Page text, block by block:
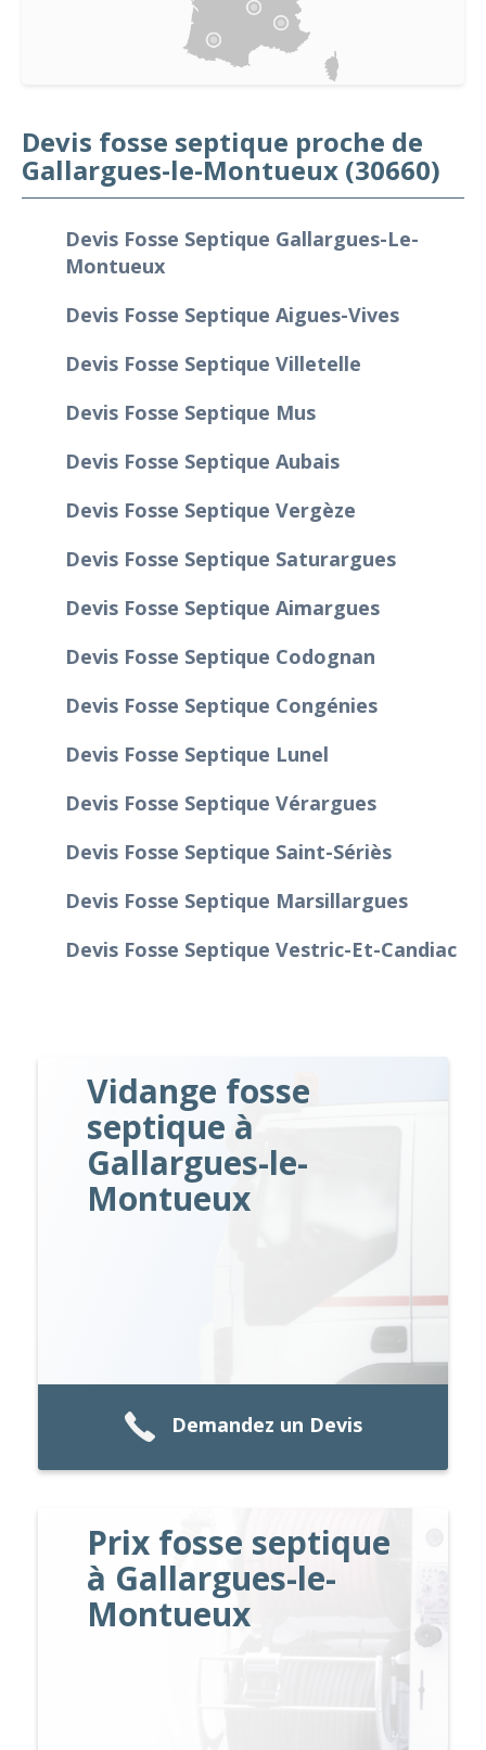
Devis fosse septique proche de
Gallargues-le-Montueux (30660)
Devis Fosse Septique Gallargues-Le-
Montueux
Devis Fosse Septique Aigues-Vives
Devis Fosse Septique Villetelle
Devis Fosse Septique Mus
Devis Fosse Septique Aubais
Devis Fosse Septique Vergèze
Devis Fosse Septique Saturargues
Devis Fosse Septique Aimargues
Devis Fosse Septique Codognan
Devis Fosse Septique Congénies
Devis Fosse Septique Lunel
Devis Fosse Septique Vérargues
Devis Fosse Septique Saint-Sériès
Devis Fosse Septique Marsillargues
Devis Fosse Septique Vestric-Et-Candiac
Vidange fosse
septique à
Gallargues-le-
Montueux
Demandez un Devis
Prix fosse septique
à Gallargues-le-
Montueux